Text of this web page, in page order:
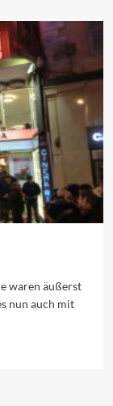
waren äußerst
nun auch mit